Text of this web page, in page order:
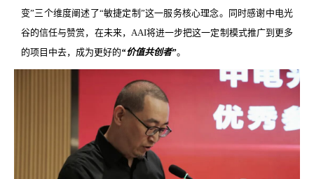
变”三个维度阐述了“敏捷定制”这一服务核心理念。同时感谢中电光
谷的信任与赞赏，在未来，AAI将进一步把这一定制模式推广到更多
的项目中去，成为更好的“价值共创者”。